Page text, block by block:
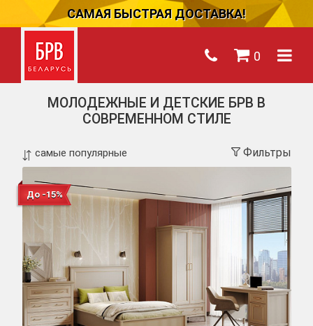
САМАЯ БЫСТРАЯ ДОСТАВКА!
0
МОЛОДЕЖНЫЕ И ДЕТСКИЕ БРВ В
СОВРЕМЕННОМ СТИЛЕ
Фильтры
До -15%